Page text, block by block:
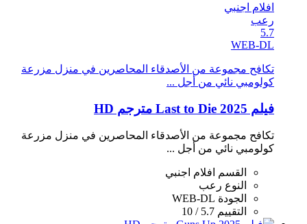
افلام اجنبي
رعب
5.7
WEB-DL
تكافح مجموعة من الأصدقاء المحاصرين في منزل مزرعة
كولومبي نائي من أجل ...
فيلم Last to Die 2025 مترجم HD
تكافح مجموعة من الأصدقاء المحاصرين في منزل مزرعة
كولومبي نائي من أجل ...
القسم
افلام اجنبي
النوع رعب
الجودة WEB-DL
التقييم 5.7 / 10